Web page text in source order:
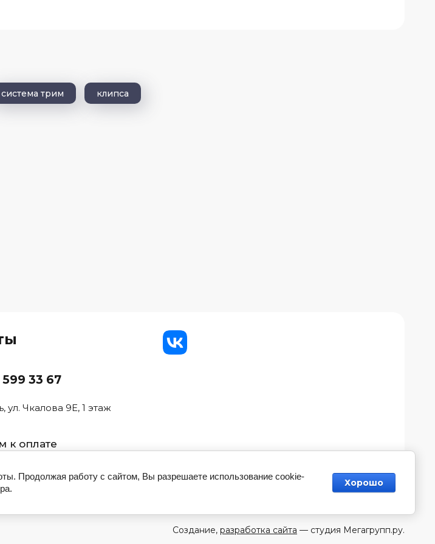
система трим клипса
599 33 67
ул. Чкалова 9Е, 1 этаж
к оплате
Создание, разработка сайта — студия Мегагрупп.ру.
Продолжая работу с сайтом, Вы разрешаете использование cookie-
Хорошо